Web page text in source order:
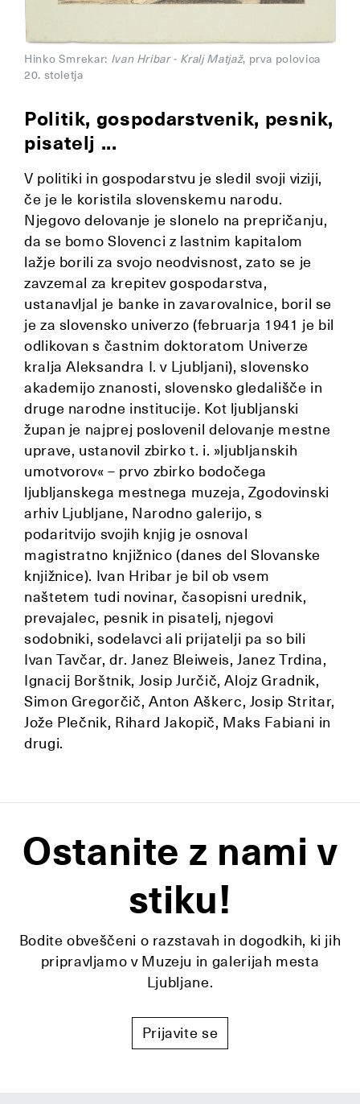
Hinko Smrekar: Ivan Hribar - Kralj Matjaž, prva polovica
20. stoletja
Politik, gospodarstvenik, pesnik,
pisatelj ...
V politiki in gospodarstvu je sledil svoji viziji,
če je le koristila slovenskemu narodu.
Njegovo delovanje je slonelo na prepričanju,
da se bomo Slovenci z lastnim kapitalom
lažje borili za svojo neodvisnost, zato se je
zavzemal za krepitev gospodarstva,
ustanavljal je banke in zavarovalnice, boril se
je za slovensko univerzo (februarja 1941 je bil
odlikovan s častnim doktoratom Univerze
kralja Aleksandra I. v Ljubljani), slovensko
akademijo znanosti, slovensko gledališče in
druge narodne institucije. Kot ljubljanski
župan je najprej poslovenil delovanje mestne
uprave, ustanovil zbirko t. i. »ljubljanskih
umotvorov« – prvo zbirko bodočega
ljubljanskega mestnega muzeja, Zgodovinski
arhiv Ljubljane, Narodno galerijo, s
podaritvijo svojih knjig je osnoval
magistratno knjižnico (danes del Slovanske
knjižnice). Ivan Hribar je bil ob vsem
naštetem tudi novinar, časopisni urednik,
prevajalec, pesnik in pisatelj, njegovi
sodobniki, sodelavci ali prijatelji pa so bili
Ivan Tavčar, dr. Janez Bleiweis, Janez Trdina,
Ignacij Borštnik, Josip Jurčič, Alojz Gradnik,
Simon Gregorčič, Anton Aškerc, Josip Stritar,
Jože Plečnik, Rihard Jakopič, Maks Fabiani in
drugi.
Ostanite z nami v
stiku!
Bodite obveščeni o razstavah in dogodkih, ki jih
pripravljamo v Muzeju in galerijah mesta
Ljubljane.
Prijavite se